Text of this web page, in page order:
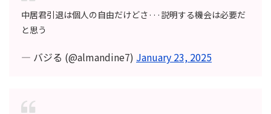
中居君引退は個人の自由だけどさ···説明する機会は必要だ
と思う
— バジる (@almandine7) January 23, 2025